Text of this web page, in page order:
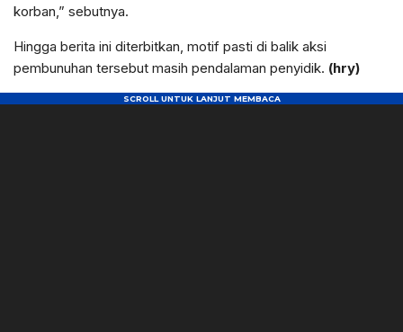
korban,” sebutnya.
Hingga berita ini diterbitkan, motif pasti di balik aksi
pembunuhan tersebut masih pendalaman penyidik. (hry)